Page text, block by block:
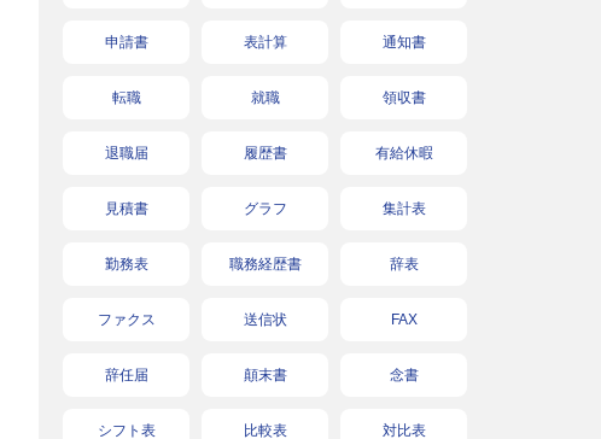
申請書 表計算 通知書
転職 就職 領収書
退職届 履歴書 有給休暇
見積書 グラフ 集計表
勤務表 職務経歴書 辞表
ファクス 送信状 FAX
辞任届 顛末書 念書
シフト表 比較表 対比表